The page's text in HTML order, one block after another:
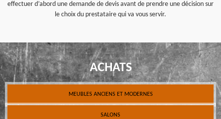
effectuer d’abord une demande de devis avant de prendre une décision sur
le choix du prestataire qui va vous servir.
ACHATS
MEUBLES ANCIENS ET MODERNES
SALONS